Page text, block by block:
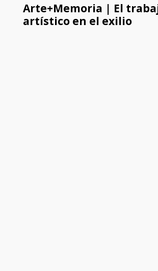
Arte+Memoria | El
artístico en el exilio